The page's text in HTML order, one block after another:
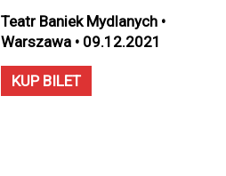
Teatr Baniek Mydlanych •
Warszawa • 09.12.2021
KUP BILET